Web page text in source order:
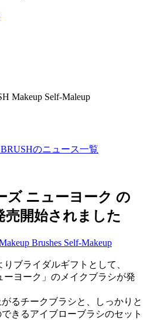
Makeup Self-Maleup
のニュース一覧
ズ ニューヨーク の
開始されました
Brushes Self-Makeup
ブライダルギフトとして、
ーヨーク」のメイクブラシが発
るチークブラシと、しっかりと
きるアイブローブラシのセット